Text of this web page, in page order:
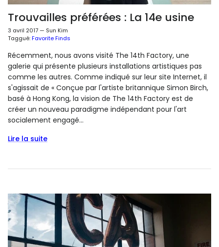
Trouvailles préférées : La 14e usine
3 avril 2017— Sun Kim
Taggué:Favorite Finds
Récemment, nous avons visité The 14th Factory, une
galerie qui présente plusieurs installations artistiques pas
comme les autres. Comme indiqué sur leur site Internet, il
s'agissait de « Conçue par l'artiste britannique Simon Birch,
basé à Hong Kong, la vision de The 14th Factory est de
créer un nouveau paradigme indépendant pour l'art
socialement engagé...
Lire la suite